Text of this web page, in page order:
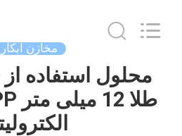
خونه
Limited.
مخازن
محلول استفاده